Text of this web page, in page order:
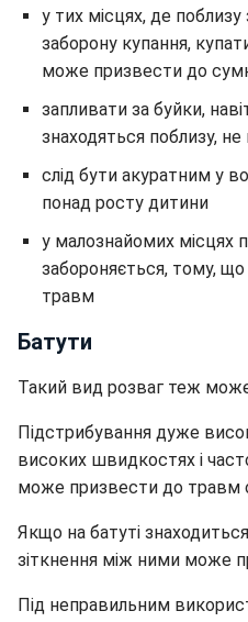
у тих місцях, де
заборону купання,
може призвести до
запливати за буйки,
знаходяться поблизу, не
слід бути акуратним у
понад росту дитини
у малознайомих місцях
забороняється, тому,
травм
Батути
Такий вид розваг теж
Підстрибування дуже
високих швидкостях і
може призвести до травм
Якщо на батуті
зіткнення між ними може
Під неправильним